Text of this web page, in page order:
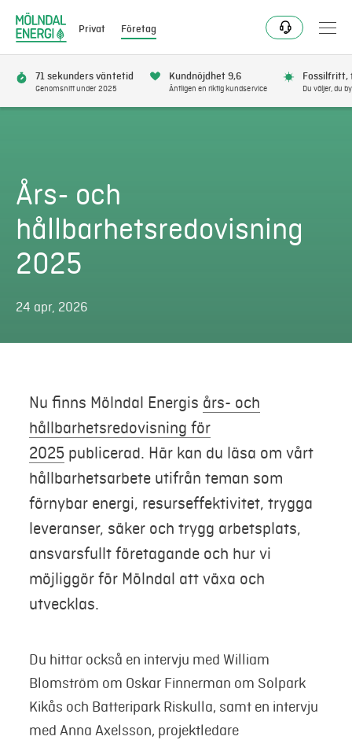
Privat Företag
Fjärrvärme & kyla
Energitjänster
Mer
Logga in
71 sekunders väntetid
Genomsnitt under 2025
Kundnöjdhet 9,6
Äntligen en riktig kundservice
Fossilfritt,
Du väljer, du
Års- och
hållbarhetsredovisning
2025
24 apr, 2026
Nu finns Mölndal Energis års- och
hållbarhetsredovisning för
2025 publicerad. Här kan du läsa om vårt
hållbarhetsarbete utifrån teman som
förnybar energi, resurseffektivitet, trygga
leveranser, säker och trygg arbetsplats,
ansvarsfullt företagande och hur vi
möjliggör för Mölndal att växa och
utvecklas.
Du hittar också en intervju med William
Blomström om Oskar Finnerman om Solpark
Kikås och Batteripark Riskulla, samt en intervju
med Anna Axelsson, projektledare